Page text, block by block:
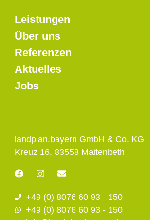
landplan.bayern GmbH & Co. KG
Kreuz 16, 83558 Maitenbeth
F
a
e
b
o
I
n
t
a
g
E
e
l
o
+49 (0) 8076 60 93 - 150
+49 (0) 8076 60 93 - 150
Leistungen
Über uns
Referenzen
Aktuelles
Jobs